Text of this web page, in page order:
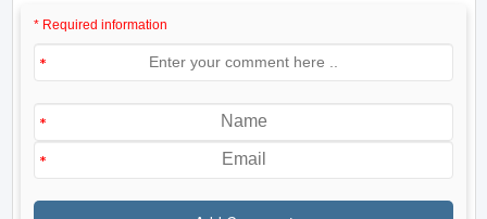
* Required information